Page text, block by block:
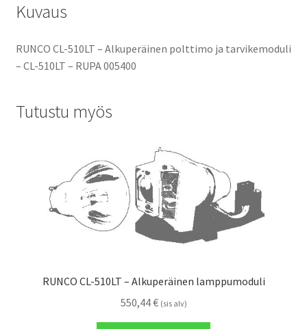
Kuvaus
RUNCO CL-510LT – Alkuperäinen polttimo ja tarvikemoduli
– CL-510LT – RUPA 005400
Tutustu myös
RUNCO CL-510LT – Alkuperäinen lamppumoduli
550,44€ (sis alv)